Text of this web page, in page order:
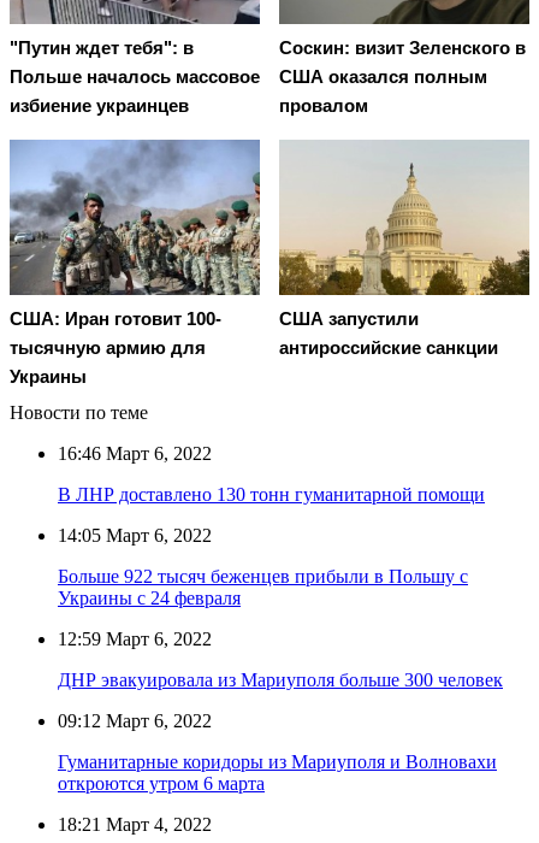
"Путин ждет тебя": в
Польше началось массовое
избиение украинцев
Соскин: визит Зеленского в
США оказался полным
провалом
США: Иран готовит 100-
тысячную армию для
Украины
США запустили
антироссийские санкции
Новости по теме
16:46 Март 6, 2022
В ЛНР доставлено 130 тонн гуманитарной помощи
14:05 Март 6, 2022
Больше 922 тысяч беженцев прибыли в Польшу с
Украины с 24 февраля
12:59 Март 6, 2022
ДНР эвакуировала из Мариуполя больше 300 человек
09:12 Март 6, 2022
Гуманитарные коридоры из Мариуполя и Волновахи
откроются утром 6 марта
18:21 Март 4, 2022